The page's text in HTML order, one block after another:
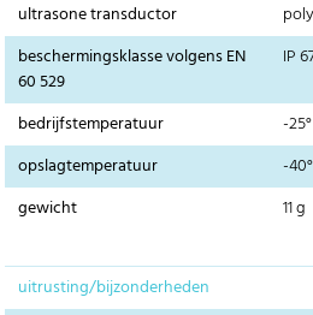
ultrasone transductor
beschermingsklasse volgens EN
60 529
IP
bedrijfstemperatuur
-
opslagtemperatuur
-
gewicht
11 g
uitrusting/bijzonderheden